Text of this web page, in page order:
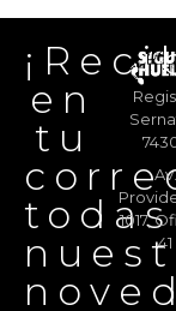
en
tu
todas
Av.
1017,
41